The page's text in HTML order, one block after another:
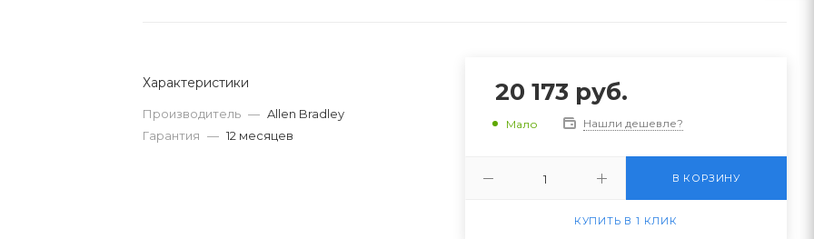
Характеристики
Производитель — Allen Bradley
Гарантия — 12 месяцев
20 173 руб.
Мало Нашли дешевле?
В КОРЗИНУ
КУПИТЬ В 1 КЛИК